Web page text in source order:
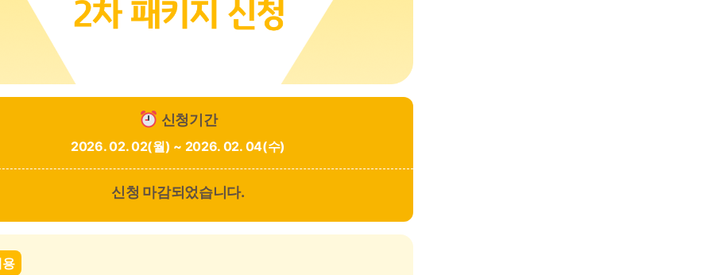
신청기간
2026. 02. 02(월) ~ 2026. 02. 04(수)
신청 마감되었습니다.